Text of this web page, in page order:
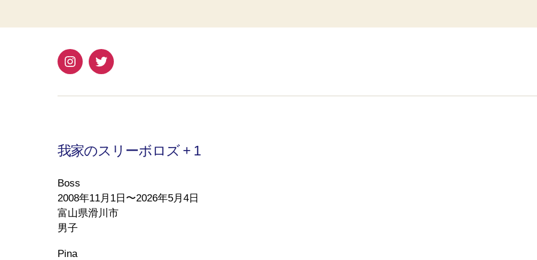
InstagramTwitter
我家のスリーボロズ + 1
Boss
2008年11月1日〜2026年5月4日
富山県滑川市
男子
Pina